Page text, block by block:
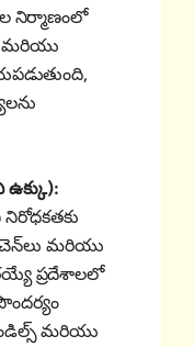
నిర్మాణంలో
మరియు
ఉక్కు):
మరియు
ప్రదేశాలలో
మరియు